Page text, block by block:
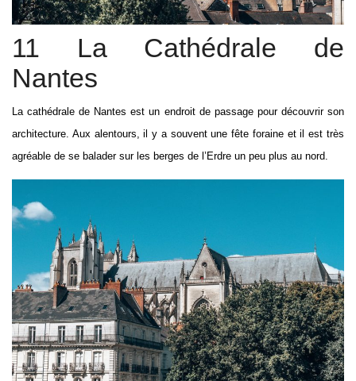
11 La Cathédrale de
Nantes
La cathédrale de Nantes est un endroit de passage pour découvrir son
architecture. Aux alentours, il y a souvent une fête foraine et il est très
agréable de se balader sur les berges de l’Erdre un peu plus au nord.